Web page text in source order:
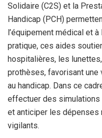
Solidaire (C2S) et la
Handicap (PCH)
l’équipement médical et
pratique, ces aides
hospitalières, les
prothèses, favorisant une
au handicap. Dans ce
effectuer des
et anticiper les
vigilants.